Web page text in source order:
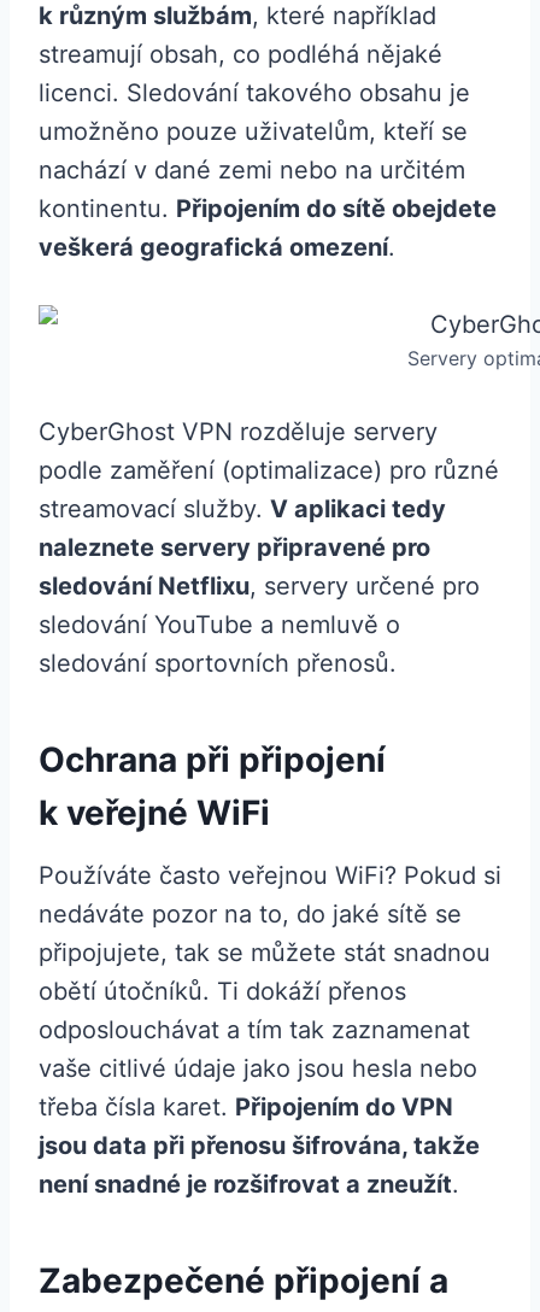
k různým službám, které například
streamují obsah, co podléhá nějaké
licenci. Sledování takového obsahu je
umožněno pouze uživatelům, kteří se
nachází v dané zemi nebo na určitém
kontinentu. Připojením do sítě obejdete
veškerá geografická omezení.
Servery
CyberGhost VPN rozděluje servery
podle zaměření (optimalizace) pro různé
streamovací služby. V aplikaci tedy
naleznete servery připravené pro
sledování Netflixu, servery určené pro
sledování YouTube a nemluvě o
sledování sportovních přenosů.
Ochrana při připojení
k veřejné WiFi
Používáte často veřejnou WiFi? Pokud si
nedáváte pozor na to, do jaké sítě se
připojujete, tak se můžete stát snadnou
obětí útočníků. Ti dokáží přenos
odposlouchávat a tím tak zaznamenat
vaše citlivé údaje jako jsou hesla nebo
třeba čísla karet. Připojením do VPN
jsou data při přenosu šifrována, takže
není snadné je rozšifrovat a zneužít.
Zabezpečené připojení a